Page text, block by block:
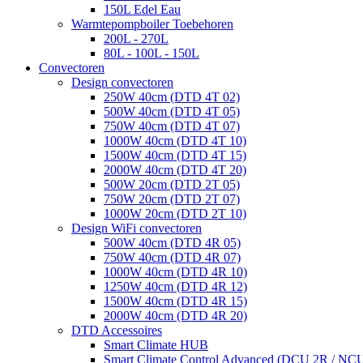
150L Edel Eau
Warmtepompboiler Toebehoren
200L - 270L
80L - 100L - 150L
Convectoren
Design convectoren
250W 40cm (DTD 4T 02)
500W 40cm (DTD 4T 05)
750W 40cm (DTD 4T 07)
1000W 40cm (DTD 4T 10)
1500W 40cm (DTD 4T 15)
2000W 40cm (DTD 4T 20)
500W 20cm (DTD 2T 05)
750W 20cm (DTD 2T 07)
1000W 20cm (DTD 2T 10)
Design WiFi convectoren
500W 40cm (DTD 4R 05)
750W 40cm (DTD 4R 07)
1000W 40cm (DTD 4R 10)
1250W 40cm (DTD 4R 12)
1500W 40cm (DTD 4R 15)
2000W 40cm (DTD 4R 20)
DTD Accessoires
Smart Climate HUB
Smart Climate Control Advanced (DCU 2R /